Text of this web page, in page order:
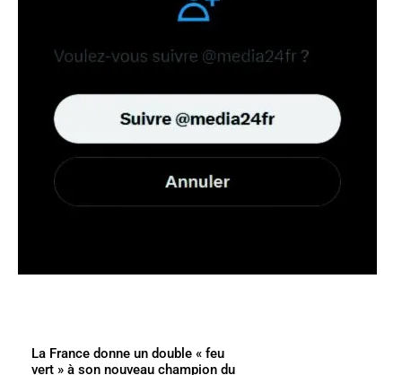
La France donne un double « feu
vert » à son nouveau champion du